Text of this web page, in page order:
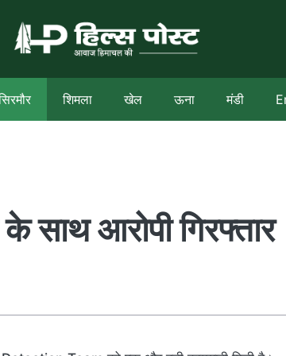
शिमला खेल ऊना मंडी
साथ आरोपी गिरफ्तार